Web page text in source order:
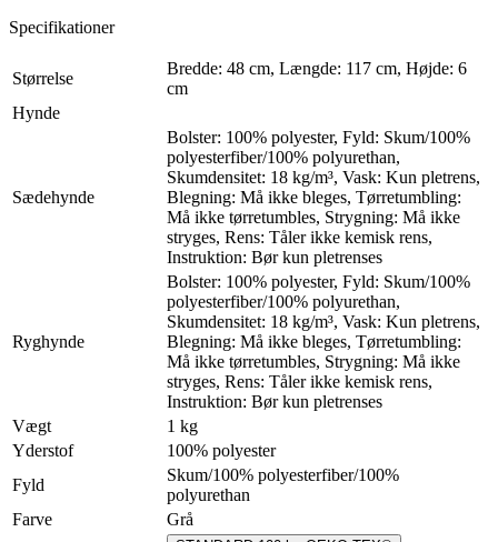
Specifikationer
Størrelse
Bredde: 48 cm, Længde: 117 cm, Højde: 6
cm
Hynde
Sædehynde
Bolster: 100% polyester, Fyld: Skum/100%
polyesterfiber/100% polyurethan,
Skumdensitet: 18 kg/m³, Vask: Kun pletrens,
Blegning: Må ikke bleges, Tørretumbling:
Må ikke tørretumbles, Strygning: Må ikke
stryges, Rens: Tåler ikke kemisk rens,
Instruktion: Bør kun pletrenses
Ryghynde
Bolster: 100% polyester, Fyld: Skum/100%
polyesterfiber/100% polyurethan,
Skumdensitet: 18 kg/m³, Vask: Kun pletrens,
Blegning: Må ikke bleges, Tørretumbling:
Må ikke tørretumbles, Strygning: Må ikke
stryges, Rens: Tåler ikke kemisk rens,
Instruktion: Bør kun pletrenses
Vægt
1 kg
Yderstof
100% polyester
Fyld
Skum/100% polyesterfiber/100%
polyurethan
Farve
Grå